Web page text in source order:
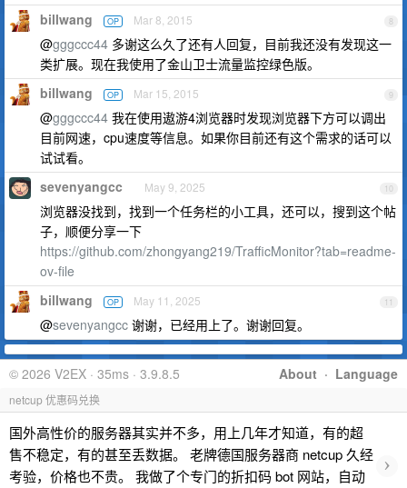
8
billwang OP Mar 8, 2015
@gggccc44 多谢这么久了还有人回复，目前我还没有发现这一
类扩展。现在我使用了金山卫士流量监控绿色版。
9
billwang OP Mar 15, 2015
@gggccc44 我在使用遨游4浏览器时发现浏览器下方可以调出
目前网速，cpu速度等信息。如果你目前还有这个需求的话可以
试试看。
10
sevenyangcc May 9, 2025
浏览器没找到，找到一个任务栏的小工具，还可以，搜到这个帖
子，顺便分享一下
https://github.com/zhongyang219/TrafficMonitor?tab=readme-
ov-file
11
billwang OP May 11, 2025
@sevenyangcc 谢谢，已经用上了。谢谢回复。
About · Language
© 2026 V2EX · 35ms · 3.9.8.5
netcup 优惠码兑换
国外高性价的服务器其实并不多，用上几年才知道，有的超
售不稳定，有的甚至丢数据。 老牌德国服务器商 netcup 久经
考验，价格也不贵。 我做了个专门的折扣码 bot 网站，自动
›